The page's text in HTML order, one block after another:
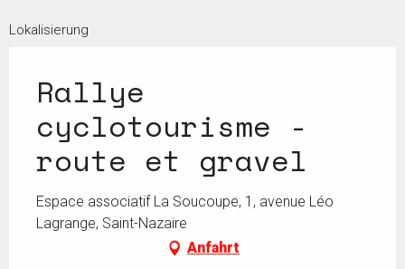
Lokalisierung
Rallye
cyclotourisme -
route et gravel
Espace associatif La Soucoupe, 1, avenue Léo
Lagrange, Saint-Nazaire
Anfahrt